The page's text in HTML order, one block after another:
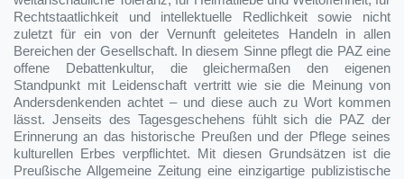
Rechtstaatlichkeit und intellektuelle Redlichkeit sowie nicht
zuletzt für ein von der Vernunft geleitetes Handeln in allen
Bereichen der Gesellschaft. In diesem Sinne pflegt die PAZ eine
offene Debattenkultur, die gleichermaßen den eigenen
Standpunkt mit Leidenschaft vertritt wie sie die Meinung von
Andersdenkenden achtet – und diese auch zu Wort kommen
lässt. Jenseits des Tagesgeschehens fühlt sich die PAZ der
Erinnerung an das historische Preußen und der Pflege seines
kulturellen Erbes verpflichtet. Mit diesen Grundsätzen ist die
Preußische Allgemeine Zeitung eine einzigartige publizistische